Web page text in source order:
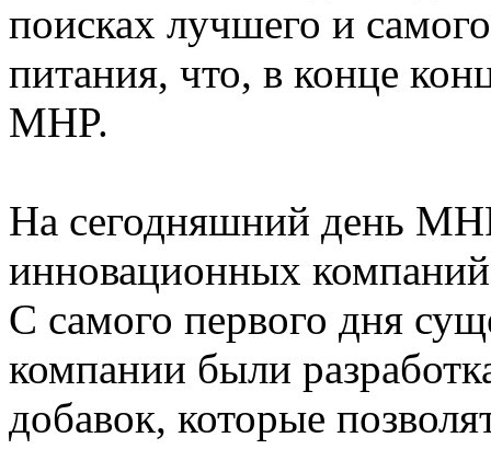
поисках лучшего и
питания, что, в конце
MHP.
На сегодняшний день
инновационных
С самого первого дня
компании были
добавок, которые